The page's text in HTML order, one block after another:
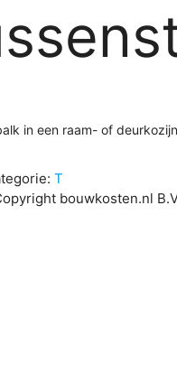
in een raam- of
T
bouwkosten.nl